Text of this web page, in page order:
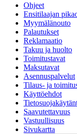
Ohjeet
Ensitilaajan
Myymälänouto
Palautukset
Reklamaatio
Takuu ja huolto
Toimitustavat
Maksutavat
Asennuspalvelut
Tilaus- ja
Käyttöehdot
Saavutettavuus
Vastuullisuus
Sivukartta